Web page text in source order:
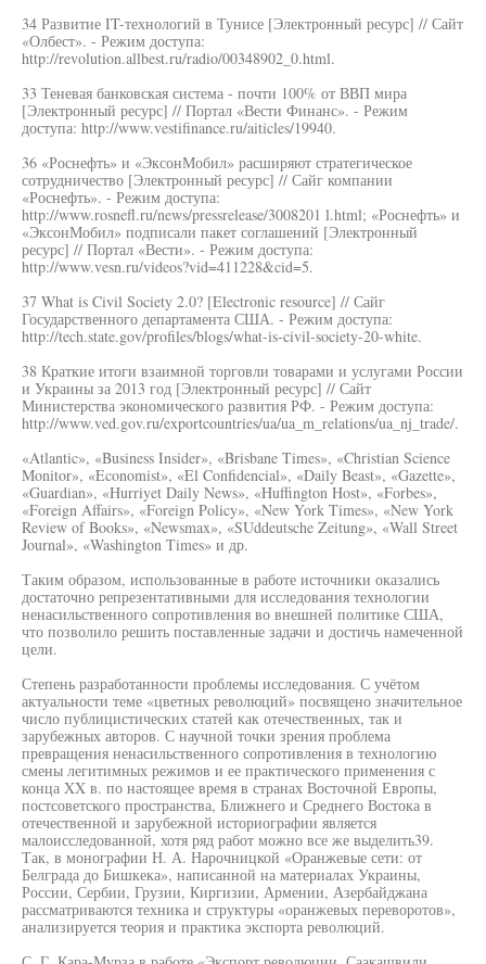
34 Развитие IT-технологий в Тунисе [Электронный ресурс] // Сайт
«Олбест». - Режим доступа:
http://revolution.allbest.ru/radio/00348902_0.html.
33 Теневая банковская система - почти 100% от ВВП мира
[Электронный ресурс] // Портал «Вести Финанс». - Режим
доступа: http://www.vestifinance.ru/aiticles/19940.
36 «Роснефть» и «ЭксонМобил» расширяют стратегическое
сотрудничество [Электронный ресурс] // Сайг компании
«Роснефть». - Режим доступа:
http://www.rosnefl.ru/news/pressrelease/3008201 l.html; «Роснефть» и
«ЭксонМобил» подписали пакет соглашений [Электронный
ресурс] // Портал «Вести». - Режим доступа:
http://www.vesn.ru/videos?vid=411228&cid=5.
37 What is Civil Society 2.0? [Electronic resource] // Сайг
Государственного департамента США. - Режим доступа:
http://tech.state.gov/profiles/blogs/what-is-civil-society-20-white.
38 Краткие итоги взаимной торговли товарами и услугами России
и Украины за 2013 год [Электронный ресурс] // Сайт
Министерства экономического развития РФ. - Режим доступа:
http://www.ved.gov.ru/exportcountries/ua/ua_m_relations/ua_nj_trade/.
«Atlantic», «Business Insider», «Brisbane Times», «Christian Science
Monitor», «Economist», «El Confidencial», «Daily Beast», «Gazette»,
«Guardian», «Hurriyet Daily News», «Huffington Host», «Forbes»,
«Foreign Affairs», «Foreign Policy», «New York Times», «New York
Review of Books», «Newsmax», «SUddeutsche Zeitung», «Wall Street
Journal», «Washington Times» и др.
Таким образом, использованные в работе источники оказались
достаточно репрезентативными для исследования технологии
ненасильственного сопротивления во внешней политике США,
что позволило решить поставленные задачи и достичь намеченной
цели.
Степень разработанности проблемы исследования. С учётом
актуальности теме «цветных революций» посвящено значительное
число публицистических статей как отечественных, так и
зарубежных авторов. С научной точки зрения проблема
превращения ненасильственного сопротивления в технологию
смены легитимных режимов и ее практического применения с
конца XX в. по настоящее время в странах Восточной Европы,
постсоветского пространства, Ближнего и Среднего Востока в
отечественной и зарубежной историографии является
малоисследованной, хотя ряд работ можно все же выделить39.
Так, в монографии Н. А. Нарочницкой «Оранжевые сети: от
Белграда до Бишкека», написанной на материалах Украины,
России, Сербии, Грузии, Киргизии, Армении, Азербайджана
рассматриваются техника и структуры «оранжевых переворотов»,
анализируется теория и практика экспорта революций.